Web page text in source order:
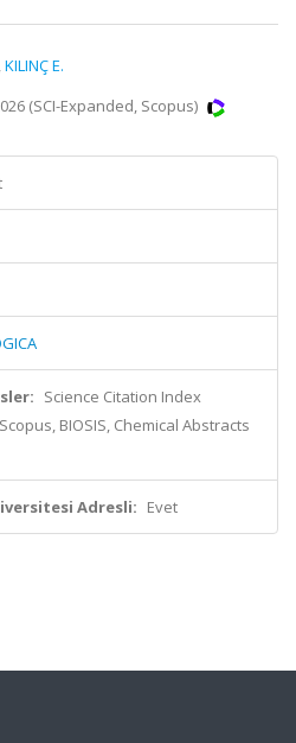
,KILINÇ E.
(SCI-Expanded, Scopus)
Science Citation Index
BIOSIS, Chemical Abstracts
Adresli: Evet